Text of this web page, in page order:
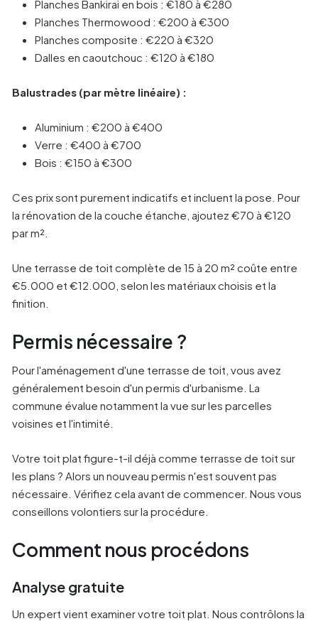
Planches Bankirai en bois : €180 à €280
Planches Thermowood : €200 à €300
Planches composite : €220 à €320
Dalles en caoutchouc : €120 à €180
Balustrades (par mètre linéaire) :
Aluminium : €200 à €400
Verre : €400 à €700
Bois : €150 à €300
Ces prix sont purement indicatifs et incluent la pose. Pour
la rénovation de la couche étanche, ajoutez €70 à €120
par m².
Une terrasse de toit complète de 15 à 20 m² coûte entre
€5.000 et €12.000, selon les matériaux choisis et la
finition.
Permis nécessaire ?
Pour l'aménagement d'une terrasse de toit, vous avez
généralement besoin d'un permis d'urbanisme. La
commune évalue notamment la vue sur les parcelles
voisines et l'intimité.
Votre toit plat figure-t-il déjà comme terrasse de toit sur
les plans ? Alors un nouveau permis n'est souvent pas
nécessaire. Vérifiez cela avant de commencer. Nous vous
conseillons volontiers sur la procédure.
Comment nous procédons
Analyse gratuite
Un expert vient examiner votre toit plat. Nous contrôlons la